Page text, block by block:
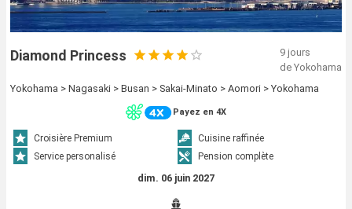
Diamond Princess
9 jours
de Yokohama
Yokohama > Nagasaki > Busan > Sakai-Minato > Aomori > Yokohama
Payez en 4X
Croisière Premium
Cuisine raffinée
Service personalisé
Pension complète
dim. 06 juin 2027